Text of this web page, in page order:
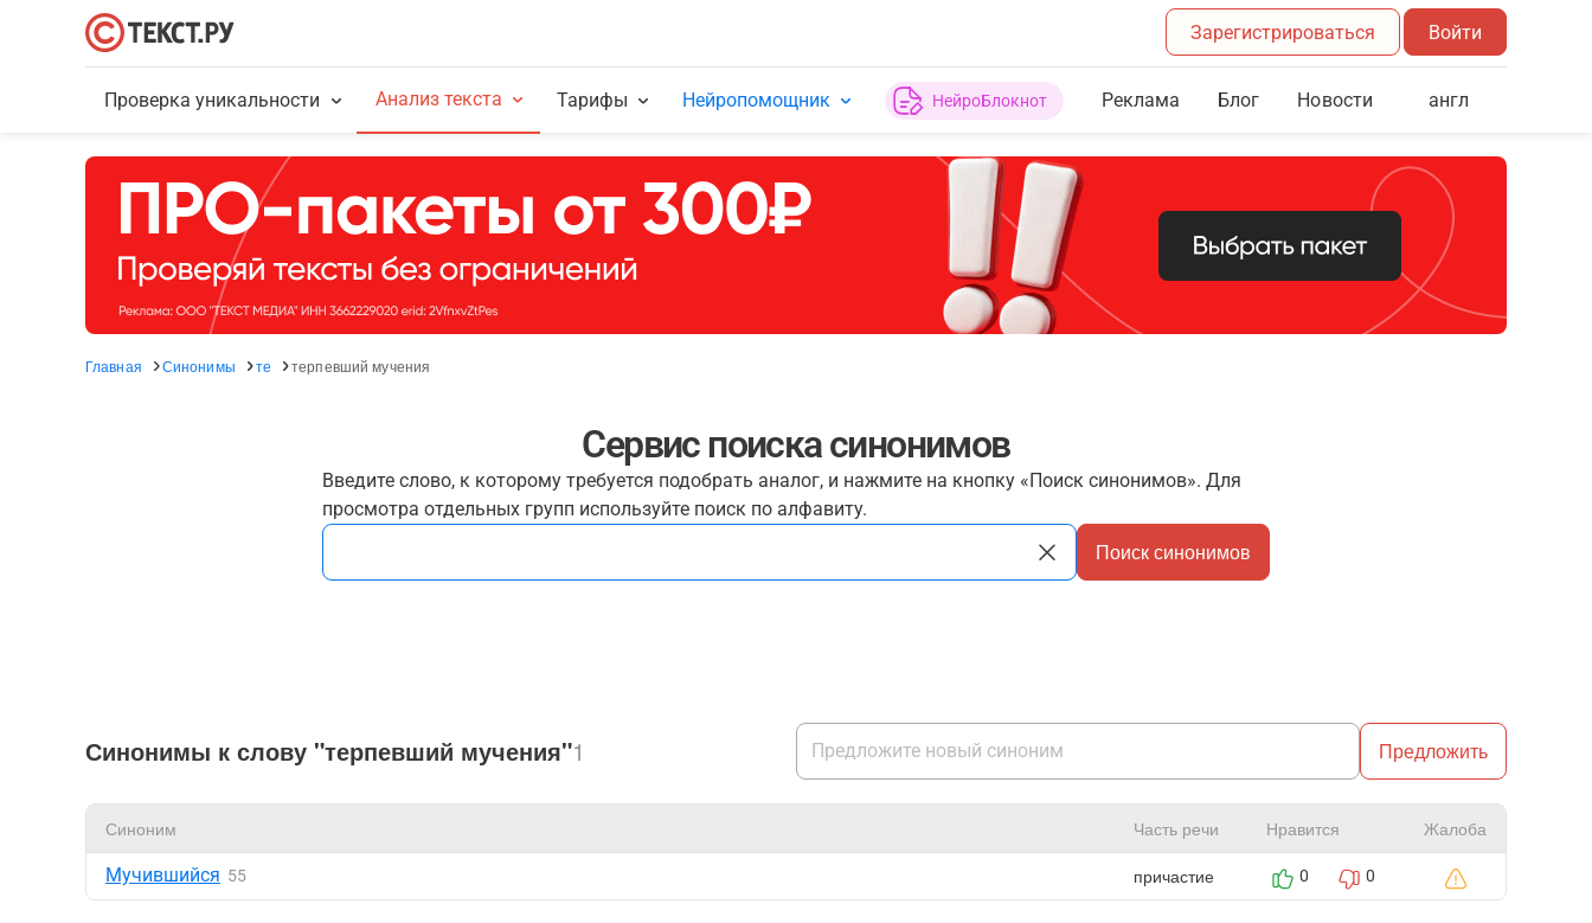
Зарегистрироваться Войти
Проверка уникальности Анализ текста Тарифы Нейропомощник НейроБлокнот Реклама Блог Новости англ
Главная Синонимы те терпевший мучения
Сервис поиска синонимов
Введите слово, к которому требуется подобрать аналог, и нажмите на кнопку «Поиск синонимов». Для
просмотра отдельных групп используйте поиск по алфавиту.
Поиск синонимов
Синонимы к слову "терпевший мучения"1 Предложить
Синоним Часть речи Нравится Жалоба
Мучившийся 55 причастие 0 0